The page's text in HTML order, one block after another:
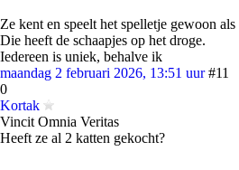
Ze kent en speelt het spelletje gewoon als
Die heeft de schaapjes op het droge.
Iedereen is uniek, behalve ik
maandag 2 februari 2026, 13:51 uur #11
0
Kortak
Vincit Omnia Veritas
Heeft ze al 2 katten gekocht?